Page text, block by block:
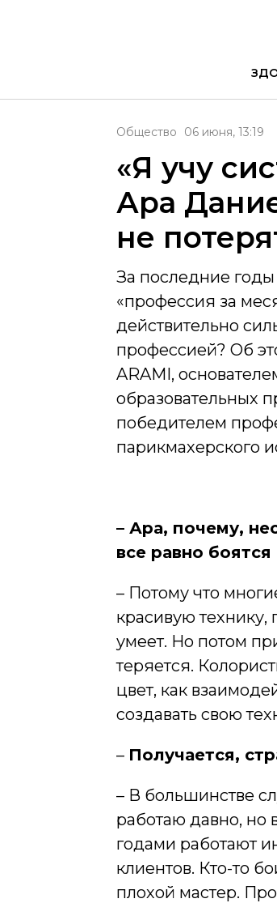
Общество 06 июня, 13:19
«Я учу
Ара
не
За последние
«профессия за
действительно
профессией? Об
ARAMI,
образовательных
победителем
парикмахерского
– Ара, почему,
все равно
– Потому что
красивую технику,
умеет. Но потом
теряется.
цвет, как
создавать свою
– Получается,
– В большинстве
работаю давно, но
годами работают
клиентов. Кто-то
плохой мастер.